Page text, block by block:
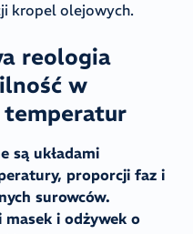
kropel olejowych.
reologia
w
temperatur
są układami
proporcji faz i
surowców.
i odżywek o